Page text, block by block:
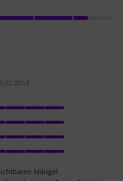
Mängel